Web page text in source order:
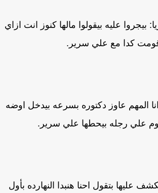
عليه بيقولوا مالها كنوز انت ازاي
كدا مع علي سرير.
عاوز دكتوره بسرعه بيدخل اوضه
علي رجله بيحطها علي سرير.
عليها بتقول احنا هنبدا النهارده بأول